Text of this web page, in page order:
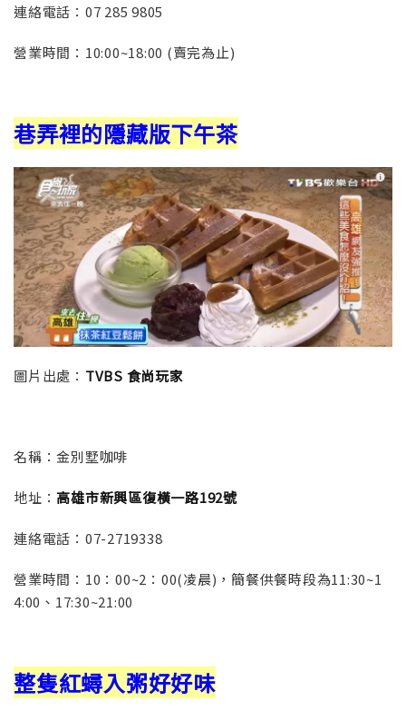
連絡電話： 07 285 9805
營業時間： 10:00~18:00 (賣完為止)
巷弄裡的隱藏版下午茶
圖片出處： TVBS 食尚玩家
名稱：金別墅咖啡
地址：高雄市新興區復橫一路192號
連絡電話： 07-2719338
營業時間： 10：00~2：00(凌晨)，簡餐供餐時段為11:30~1
4:00、17:30~21:00
整隻紅蟳入粥好好味